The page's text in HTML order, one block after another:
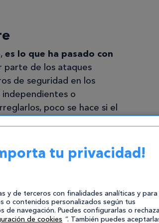
es lo que ha pasado con
parte de los ataques
de seguridad en los
independientes o
poco se hace si el
que si bien son un
Y con el resto del
tu privacidad!
y de terceros con finalidades analíticas y para
o contenidos personalizados según tus
de navegación. Puedes configurarlas o
de cookies ”. También puedes